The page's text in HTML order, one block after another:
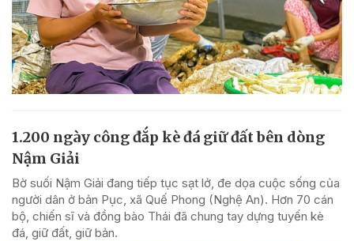
1.200 ngày công đắp kè đá giữ đất bên dòng
Nậm Giải
Bờ suối Nậm Giải đang tiếp tục sạt lở, đe dọa cuộc sống của
người dân ở bản Pục, xã Quế Phong (Nghệ An). Hơn 70 cán
bộ, chiến sĩ và đồng bào Thái đã chung tay dựng tuyến kè
đá, giữ đất, giữ bản.